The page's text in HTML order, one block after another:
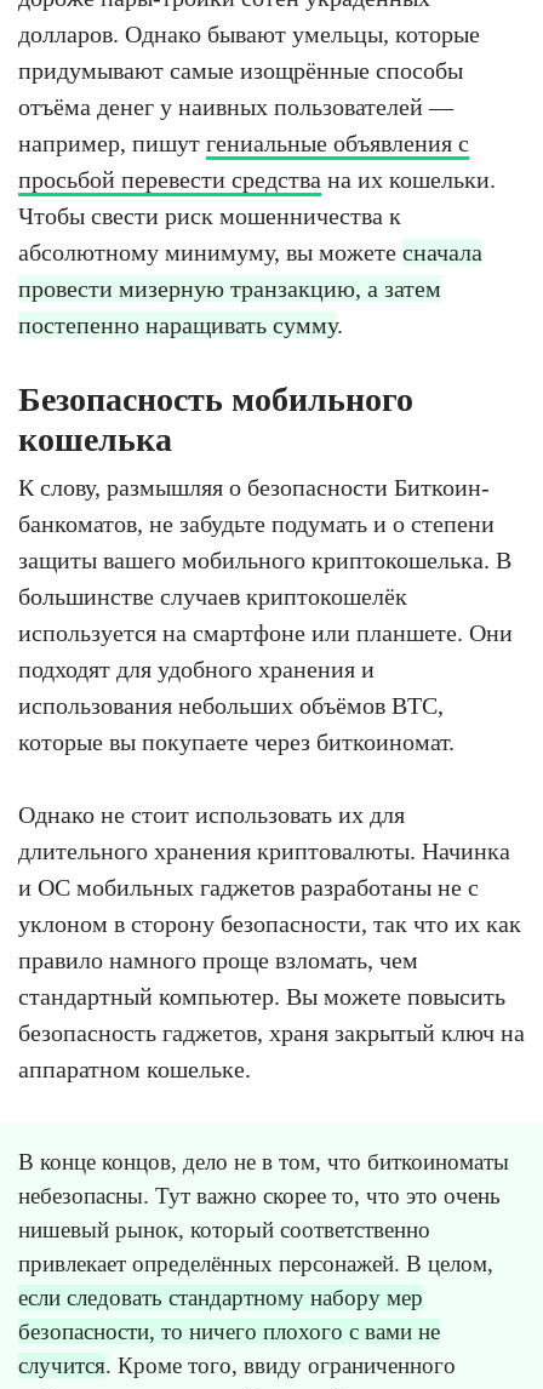
долларов. Однако бывают умельцы, которые
придумывают самые изощрённые способы
отъёма денег у наивных пользователей —
например, пишут гениальные объявления с
просьбой перевести средства на их кошельки.
Чтобы свести риск мошенничества к
абсолютному минимуму, вы можете сначала
провести мизерную транзакцию, а затем
постепенно наращивать сумму.
Безопасность мобильного
кошелька
К слову, размышляя о безопасности Биткоин-
банкоматов, не забудьте подумать и о степени
защиты вашего мобильного криптокошелька. В
большинстве случаев криптокошелёк
используется на смартфоне или планшете. Они
подходят для удобного хранения и
использования небольших объёмов BTC,
которые вы покупаете через биткоиномат.
Однако не стоит использовать их для
длительного хранения криптовалюты. Начинка
и ОС мобильных гаджетов разработаны не с
уклоном в сторону безопасности, так что их как
правило намного проще взломать, чем
стандартный компьютер. Вы можете повысить
безопасность гаджетов, храня закрытый ключ на
аппаратном кошельке.
В конце концов, дело не в том, что биткоиноматы
небезопасны. Тут важно скорее то, что это очень
нишевый рынок, который соответственно
привлекает определённых персонажей. В целом,
если следовать стандартному набору мер
безопасности, то ничего плохого с вами не
случится. Кроме того, ввиду ограниченного